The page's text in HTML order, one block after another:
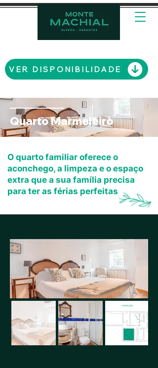
VER DISPONIBILIDADE
Quarto Marmeleiro
O quarto familiar oferece o
aconchego, a limpeza e o espaço
extra que a sua família precisa
para ter as férias perfeitas